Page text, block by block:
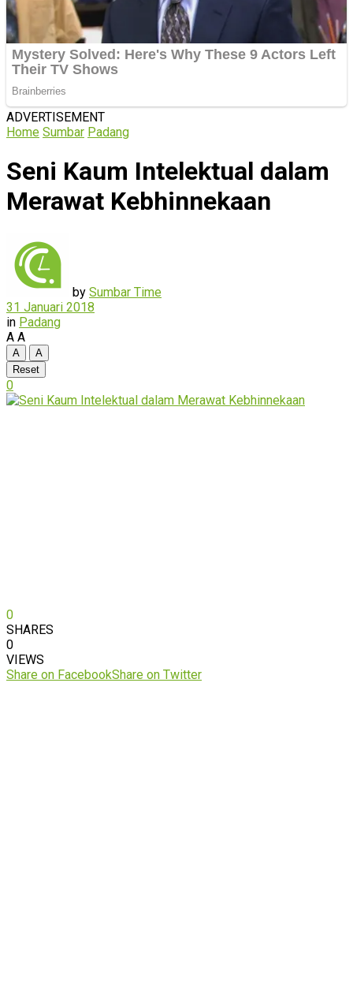
ADVERTISEMENT
Home Sumbar Padang
Seni Kaum Intelektual dalam
Merawat Kebhinnekaan
by Sumbar Time
31 Januari 2018
in Padang
A A
A
A
Reset
0
0
SHARES
0
VIEWS
Share on FacebookShare on Twitter